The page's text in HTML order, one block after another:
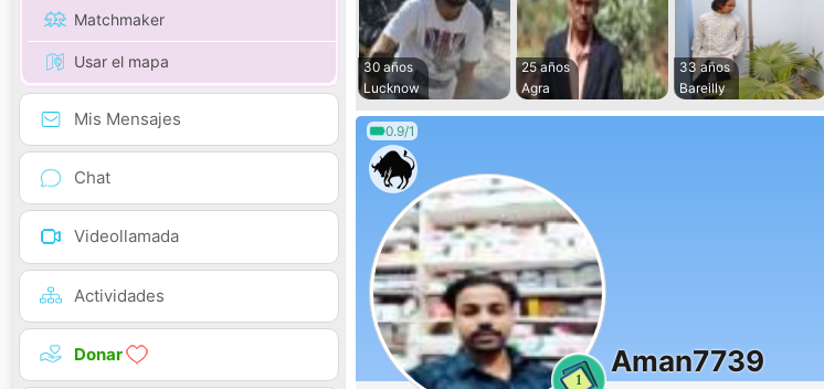
Matchmaker
Usar el mapa
Mis Mensajes
Chat
Videollamada
Actividades
Donar
30 años
Lucknow
25 años
Agra
33 años
Bareilly
0.9/1
1
Aman7739